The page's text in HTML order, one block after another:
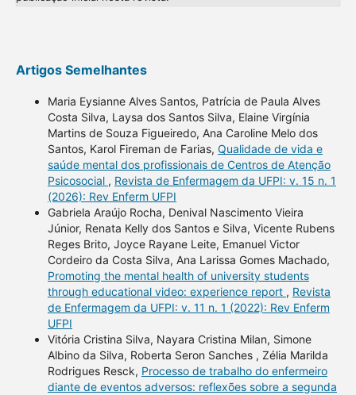
Artigos Semelhantes
Maria Eysianne Alves Santos, Patrícia de Paula Alves
Costa Silva, Laysa dos Santos Silva, Elaine Virgínia
Martins de Souza Figueiredo, Ana Caroline Melo dos
Santos, Karol Fireman de Farias, Qualidade de vida e
saúde mental dos profissionais de Centros de Atenção
Psicosocial , Revista de Enfermagem da UFPI: v. 15 n. 1
(2026): Rev Enferm UFPI
Gabriela Araújo Rocha, Denival Nascimento Vieira
Júnior, Renata Kelly dos Santos e Silva, Vicente Rubens
Reges Brito, Joyce Rayane Leite, Emanuel Victor
Cordeiro da Costa Silva, Ana Larissa Gomes Machado,
Promoting the mental health of university students
through educational video: experience report , Revista
de Enfermagem da UFPI: v. 11 n. 1 (2022): Rev Enferm
UFPI
Vitória Cristina Silva, Nayara Cristina Milan, Simone
Albino da Silva, Roberta Seron Sanches , Zélia Marilda
Rodrigues Resck, Processo de trabalho do enfermeiro
diante de eventos adversos: reflexões sobre a segunda